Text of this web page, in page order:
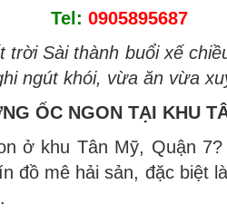
Tel: 0905895687
trời Sài thành buổi xế
ngút khói, vừa ăn vừa
ỐC NGON TẠI KHU
ở khu Tân Mỹ, Quận
đồ mê hải sản, đặc biệt